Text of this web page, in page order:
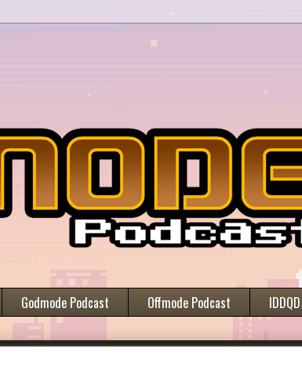
Godmode Podcast Offmode Podcast IDDQD